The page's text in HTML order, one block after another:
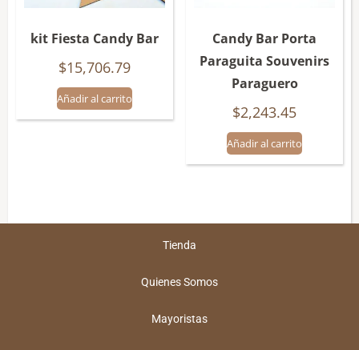
kit Fiesta Candy Bar
$15,706.79
Añadir al carrito
Candy Bar Porta
Paraguita Souvenirs
Paraguero
$2,243.45
Añadir al carrito
Tienda
Quienes Somos
Mayoristas